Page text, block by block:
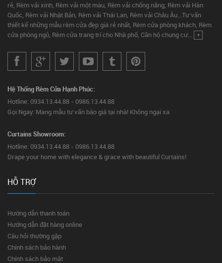
rẻ, Rèm vải xinh, Rèm vải một màu, Rèm vải chống nắng, Rèm vải Hàn
Quốc, Rèm vải Nhật Bản, Rèm vải Thái Lan, Rèm vải Châu Âu...Tư vấn
thiết kế những mẫu rèm cửa đẹp giá rẻ nhất, Rèm cửa phòng khách, Rèm
cửa phòng ngủ, Rèm cửa trang trí cho Nhà phố, Căn hộ chung cư... +
Hệ Thống Rèm Cửa Hạnh Phúc:
Hotline: 0934.13.44.88 - 0986.13.44.88
Gọi Ngay: Mang mẫu tư vấn báo giá tại nhà! Không ngại xa
Curtains Showroom:
Hotline: 0934.13.44.88 - 0986.13.44.88
Drape your home with elegance & grace with beautiful Curtains!
HỖ TRỢ
Hướng dẫn thanh toán
Hướng dẫn đặt hàng online
Câu hỏi thường gặp
Chính sách bảo hành
Chính sách bảo mật